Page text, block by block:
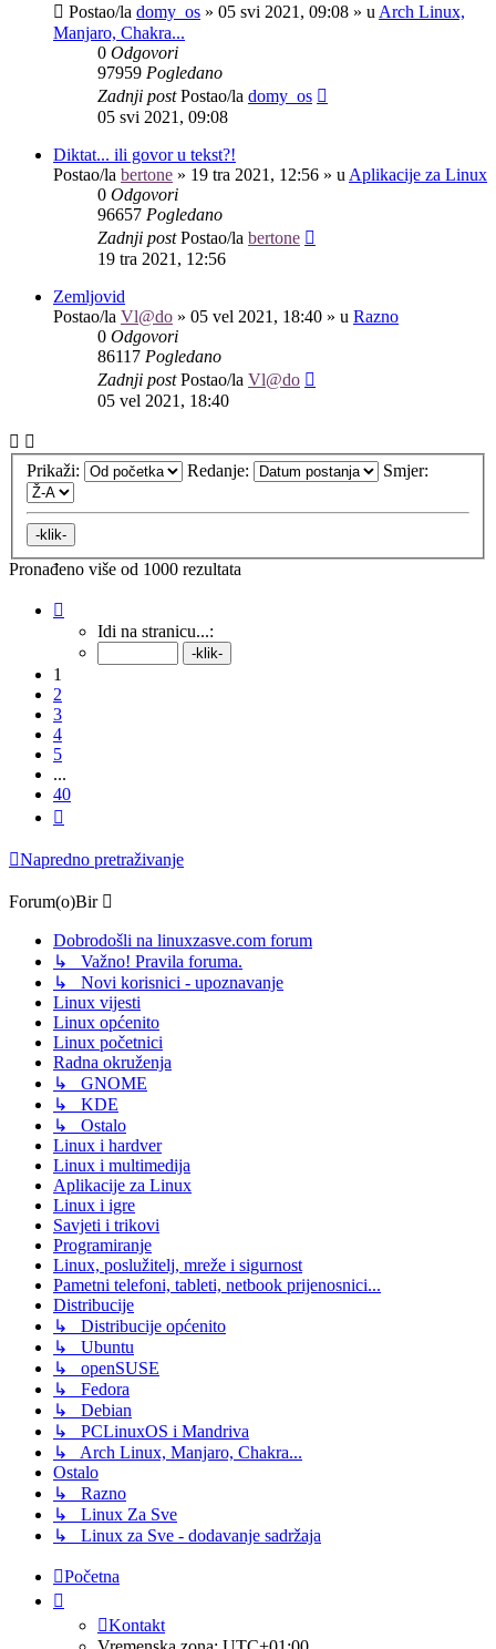
Postao/la domy_os » 05 svi 2021, 09:08 » u Arch Linux,
Manjaro, Chakra...
0 Odgovori
97959 Pogledano
Zadnji postPostao/la domy_os
05 svi 2021, 09:08
Diktat... ili govor u tekst?!
Postao/la bertone » 19 tra 2021, 12:56 » u Aplikacije za Linux
0 Odgovori
96657 Pogledano
Zadnji postPostao/la bertone
19 tra 2021, 12:56
Zemljovid
Postao/la Vl@do » 05 vel 2021, 18:40 » u Razno
0 Odgovori
86117 Pogledano
Zadnji postPostao/la Vl@do
05 vel 2021, 18:40
Prikaži: Redanje: Smjer:
Pronađeno više od 1000 rezultata
40 .Idi na stranicu...:
1
2
3
4
5
...
40
Napredno pretraživanje
Forum(o)Bir
Dobrodošli na linuxzasve.com forum
↳ Važno! Pravila foruma.
↳ Novi korisnici - upoznavanje
Linux vijesti
Linux općenito
Linux početnici
Radna okruženja
↳ GNOME
↳ KDE
↳ Ostalo
Linux i hardver
Linux i multimedija
Aplikacije za Linux
Linux i igre
Savjeti i trikovi
Programiranje
Linux, poslužitelj, mreže i sigurnost
Pametni telefoni, tableti, netbook prijenosnici...
Distribucije
↳ Distribucije općenito
↳ Ubuntu
↳ openSUSE
↳ Fedora
↳ Debian
↳ PCLinuxOS i Mandriva
↳ Arch Linux, Manjaro, Chakra...
Ostalo
↳ Razno
↳ Linux Za Sve
↳ Linux za Sve - dodavanje sadržaja
Početna
Kontakt